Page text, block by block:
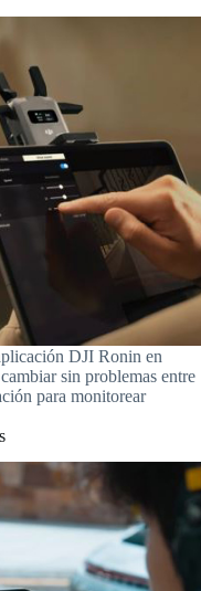
DJI Ronin en
sin problemas entre
para monitorear